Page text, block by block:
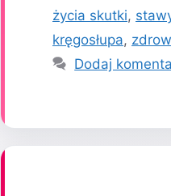
życia skutki,
kręgosłupa,
Dodaj